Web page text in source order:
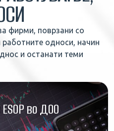
фирми, поврзани со
односи, начин
и останати теми
во ДОО